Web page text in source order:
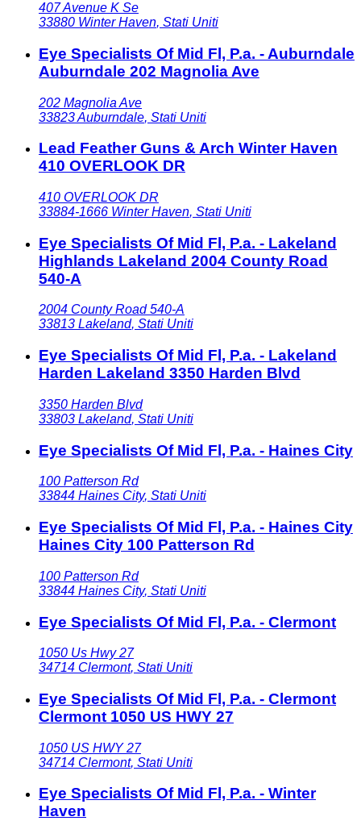
407 Avenue K Se
33880 Winter Haven, Stati Uniti
Eye Specialists Of Mid Fl, P.a. - Auburndale
Auburndale 202 Magnolia Ave
202 Magnolia Ave
33823Auburndale, Stati Uniti
Lead Feather Guns & Arch Winter Haven
410 OVERLOOK DR
410 OVERLOOK DR
33884-1666 Winter Haven, Stati Uniti
Eye Specialists Of Mid Fl, P.a. - Lakeland
Highlands Lakeland 2004 County Road
540-A
2004 County Road 540-A
33813 Lakeland, Stati Uniti
Eye Specialists Of Mid Fl, P.a. - Lakeland
Harden Lakeland 3350 Harden Blvd
3350 Harden Blvd
33803 Lakeland, Stati Uniti
Eye Specialists Of Mid Fl, P.a. - Haines City
100 Patterson Rd
33844 Haines City, Stati Uniti
Eye Specialists Of Mid Fl, P.a. - Haines City
Haines City 100 Patterson Rd
100 Patterson Rd
33844 Haines City, Stati Uniti
Eye Specialists Of Mid Fl, P.a. - Clermont
1050 Us Hwy 27
34714 Clermont, Stati Uniti
Eye Specialists Of Mid Fl, P.a. - Clermont
Clermont 1050 US HWY 27
1050 US HWY 27
34714 Clermont, Stati Uniti
Eye Specialists Of Mid Fl, P.a. - Winter
Haven